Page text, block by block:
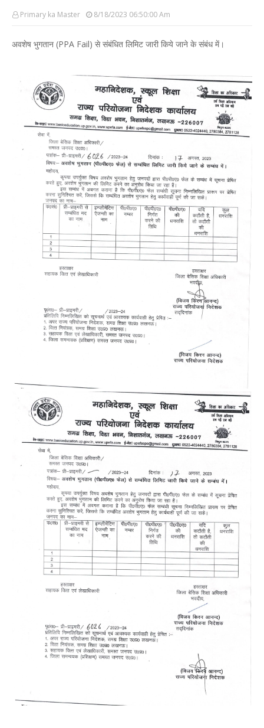
Primary ka Master 8/18/2023 06:50:00 Am
अवशेष भुगतान (PPA Fail) से संबंधित लिमिट जारी किये जाने के संबंध में।